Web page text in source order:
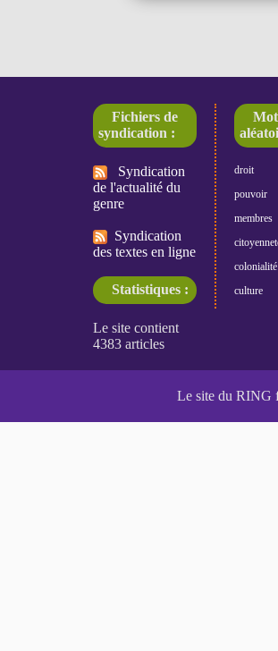
Fichiers de
syndication :
Syndication
de l'actualité du
genre
Syndication
des textes en ligne
Statistiques :
droit
pouvoir
membres
colonialité
culture
Le site du RING